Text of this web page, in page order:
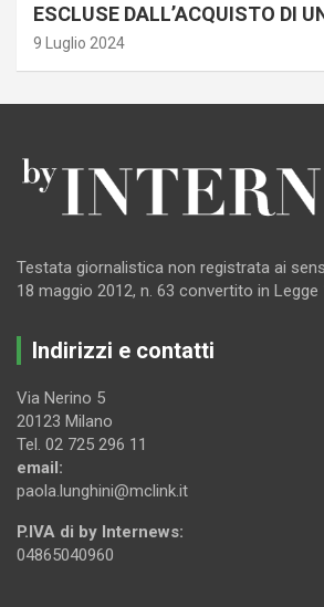
ESCLUSE DALL’ACQUISTO DI
9 Luglio 2024
Testata giornalistica non registrata ai
18 maggio 2012, n. 63 convertito in Legge
Indirizzi e contatti
Via Nerino 5
20123 Milano
Tel. 02 725 296 11
email:
paola.lunghini@mclink.it
P.IVA di by Internews:
04865040960